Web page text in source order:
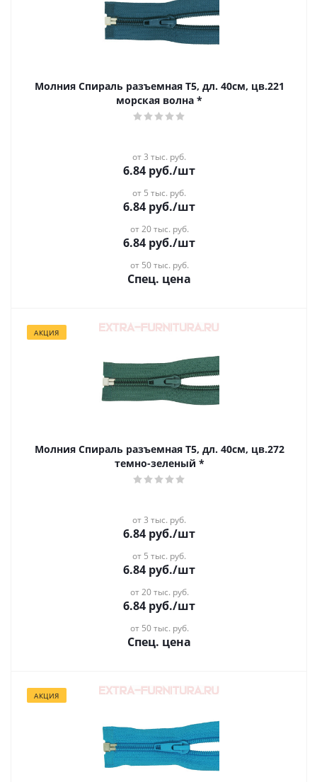
Молния Спираль разъемная Т5, дл. 40см, цв.221
морская волна *
от 3 тыс. руб.
6.84 руб./шт
от 5 тыс. руб.
6.84 руб./шт
от 20 тыс. руб.
6.84 руб./шт
от 50 тыс. руб.
Спец. цена
АКЦИЯ
Молния Спираль разъемная Т5, дл. 40см, цв.272
темно-зеленый *
от 3 тыс. руб.
6.84 руб./шт
от 5 тыс. руб.
6.84 руб./шт
от 20 тыс. руб.
6.84 руб./шт
от 50 тыс. руб.
Спец. цена
АКЦИЯ